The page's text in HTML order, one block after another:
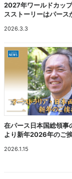
2027年ワールドカッ
スストーリーはパース
2026.3.3
在パース日本国総領事
より新年2026年のご
2026.1.15